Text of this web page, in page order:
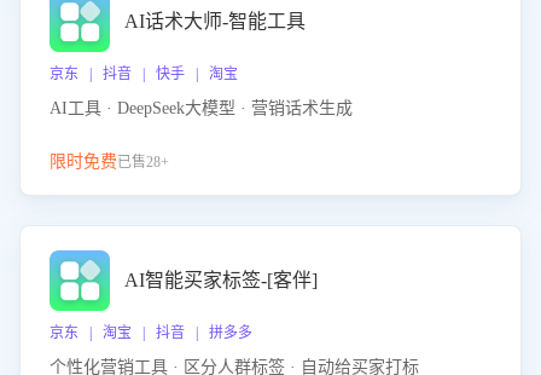
AI话术大师-智能工具
京东 | 抖音 | 快手 | 淘宝
AI工具 · DeepSeek大模型 · 营销话术生成
限时免费已售28+
AI智能买家标签-[客伴]
京东 | 淘宝 | 抖音 | 拼多多
个性化营销工具 · 区分人群标签 · 自动给买家打标